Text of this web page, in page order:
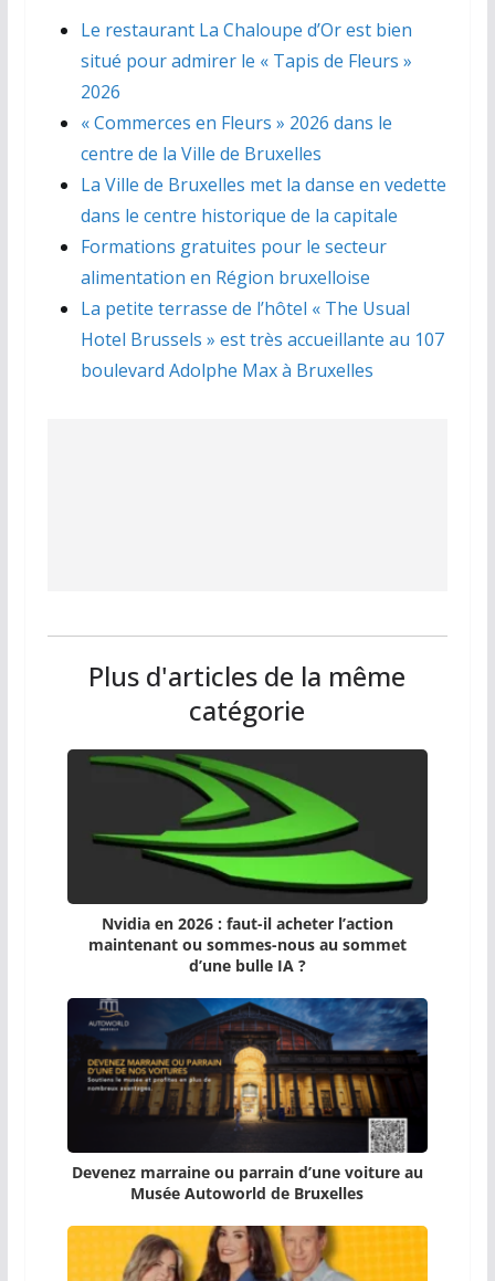
Le restaurant La Chaloupe d’Or est bien
situé pour admirer le « Tapis de Fleurs »
2026
« Commerces en Fleurs » 2026 dans le
centre de la Ville de Bruxelles
La Ville de Bruxelles met la danse en vedette
dans le centre historique de la capitale
Formations gratuites pour le secteur
alimentation en Région bruxelloise
La petite terrasse de l’hôtel « The Usual
Hotel Brussels » est très accueillante au 107
boulevard Adolphe Max à Bruxelles
Plus d'articles de la même
catégorie
Nvidia en 2026 : faut-il acheter l’action
maintenant ou sommes-nous au sommet
d’une bulle IA ?
Devenez marraine ou parrain d’une voiture au
Musée Autoworld de Bruxelles